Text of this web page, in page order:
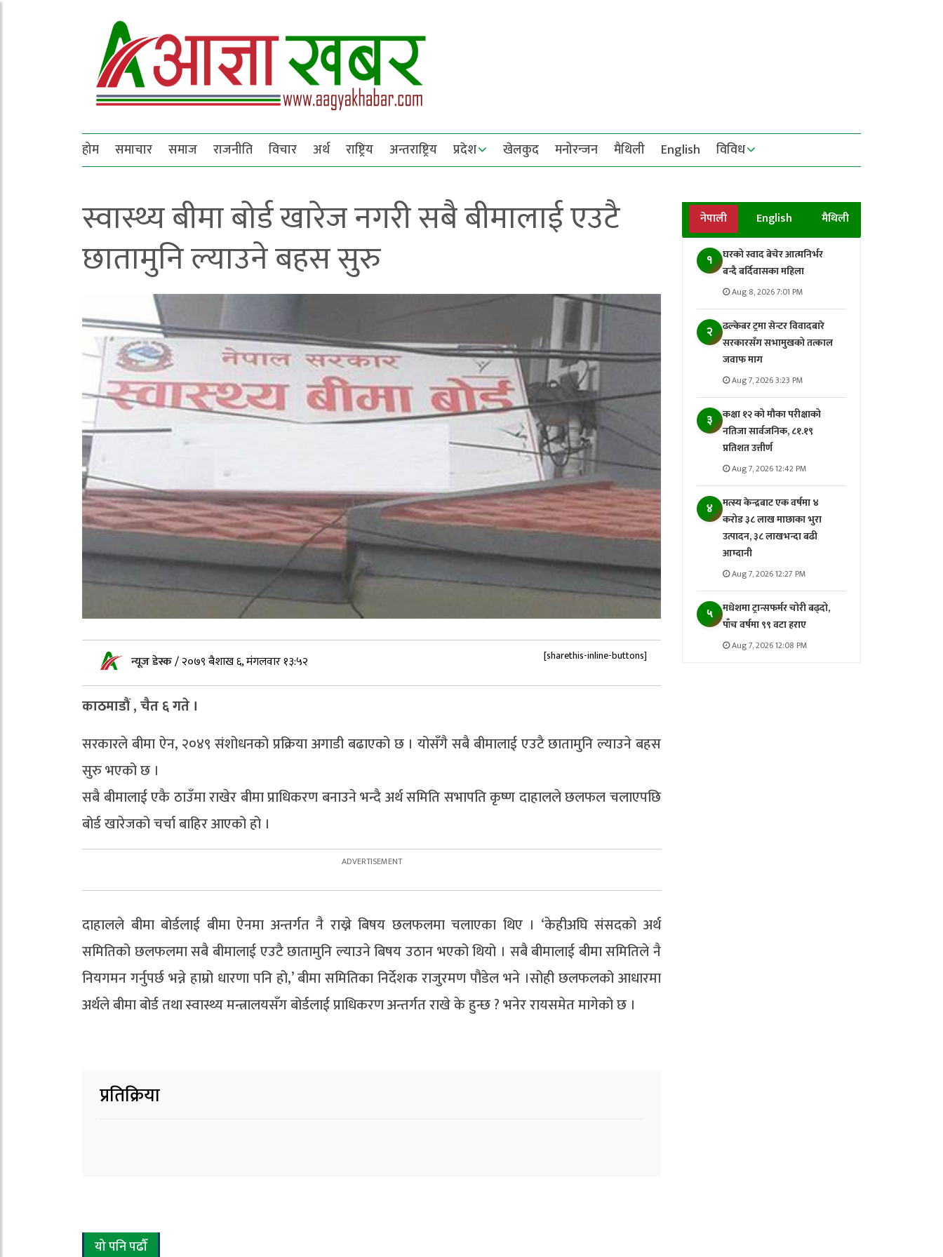
होम समाचार समाज राजनीति विचार अर्थ राष्ट्रिय अन्तराष्ट्रिय प्रदेश खेलकुद मनोरन्जन मैथिली English विविध
स्वास्थ्य बीमा बोर्ड खारेज नगरी सबै बीमालाई एउटै
छातामुनि ल्याउने बहस सुरु
न्यूज डेस्क/२०७९ बैशाख ६, मंगलवार १३:५२ [sharethis-inline-buttons]
काठमाडौं , चैत ६ गते ।
सरकारले बीमा ऐन, २०४९ संशोधनको प्रक्रिया अगाडी बढाएको छ । योसँगै सबै बीमालाई एउटै छातामुनि ल्याउने बहस
सुरु भएको छ ।
सबै बीमालाई एकै ठाउँमा राखेर बीमा प्राधिकरण बनाउने भन्दै अर्थ समिति सभापति कृष्ण दाहालले छलफल चलाएपछि
बोर्ड खारेजको चर्चा बाहिर आएको हो ।
दाहालले बीमा बोर्डलाई बीमा ऐनमा अन्तर्गत नै राख्ने बिषय छलफलमा चलाएका थिए । ‘केहीअघि संसदको अर्थ
समितिको छलफलमा सबै बीमालाई एउटै छातामुनि ल्याउने बिषय उठान भएको थियो । सबै बीमालाई बीमा समितिले नै
नियगमन गर्नुपर्छ भन्ने हाम्रो धारणा पनि हो,’ बीमा समितिका निर्देशक राजुरमण पौडेल भने ।सोही छलफलको आधारमा
अर्थले बीमा बोर्ड तथा स्वास्थ्य मन्त्रालयसँग बोर्डलाई प्राधिकरण अन्तर्गत राखे के हुन्छ ? भनेर रायसमेत मागेको छ ।
प्रतिक्रिया
नेपाली English मैथिली
१
घरको स्वाद बेचेर आत्मनिर्भर
बन्दै बर्दिवासका महिला
Aug 8, 2026 7:01 PM
२
ढल्केबर ट्रमा सेन्टर विवादबारे
सरकारसँग सभामुखको तत्काल
जवाफ माग
Aug 7, 2026 3:23 PM
३
कक्षा १२ को मौका परीक्षाको
नतिजा सार्वजनिक, ८१.१९
प्रतिशत उत्तीर्ण
Aug 7, 2026 12:42 PM
४
मत्स्य केन्द्रबाट एक वर्षमा ४
करोड ३८ लाख माछाका भुरा
उत्पादन, ३८ लाखभन्दा बढी
आम्दानी
Aug 7, 2026 12:27 PM
५
मधेशमा ट्रान्सफर्मर चोरी बढ्दो,
पाँच वर्षमा ९९ वटा हराए
Aug 7, 2026 12:08 PM
यो पनि पढौँ